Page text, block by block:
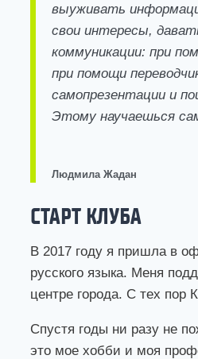
выуживать
свои интересы,
коммуникации: при
при помощи
самопрезентации и
Этому научаешься
Людмила Жадан
СТАРТ КЛУБА
В 2017 году я пришла в
русского языка. Меня
центре города. С тех пор
Спустя годы ни разу не
это мое хобби и моя